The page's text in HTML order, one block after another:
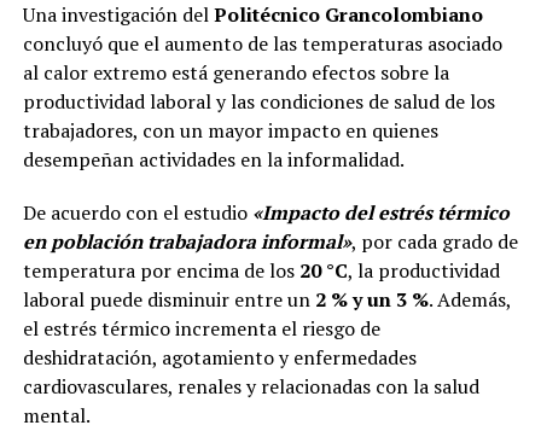
Una investigación delPolitécnico Grancolombiano
concluyó que el aumento de las temperaturas asociado
al calor extremo está generando efectos sobre la
productividad laboral y las condiciones de salud de los
trabajadores, con un mayor impacto en quienes
desempeñan actividades en la informalidad.
De acuerdo con el estudio «Impacto del estrés térmico
en población trabajadora informal», por cada grado de
temperatura por encima de los 20 °C, la productividad
laboral puede disminuir entre un 2 % y un 3 %. Además,
el estrés térmico incrementa el riesgo de
deshidratación, agotamiento y enfermedades
cardiovasculares, renales y relacionadas con la salud
mental.